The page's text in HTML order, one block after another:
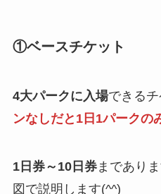
①ベースチケット
4大パークに入場できる
ンなしだと1日1パークの
1日券～10日券まであり
図で説明します(^^)